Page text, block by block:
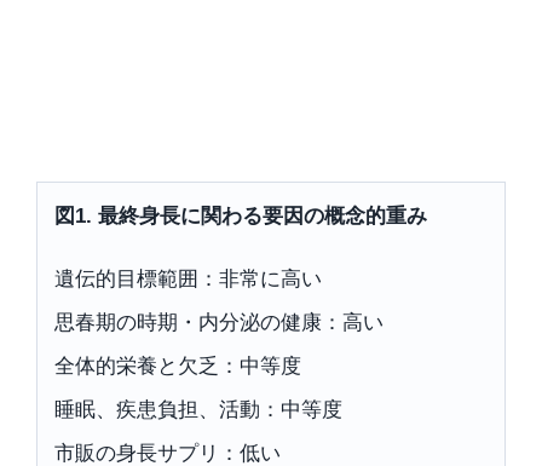
図1. 最終身長に関わる要因の概念的重み
遺伝的目標範囲：非常に高い
思春期の時期・内分泌の健康：高い
全体的栄養と欠乏：中等度
睡眠、疾患負担、活動：中等度
市販の身長サプリ：低い